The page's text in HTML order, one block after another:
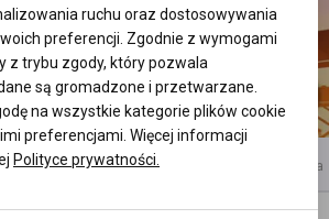
reklama
Napisz
ruchu oraz dostosowywania
preferencji. Zgodnie z wymogami
z trybu zgody, który pozwala
są gromadzone i przetwarzane.
na wszystkie kategorie plików cookie
preferencjami. Więcej informacji
Polityce prywatności.